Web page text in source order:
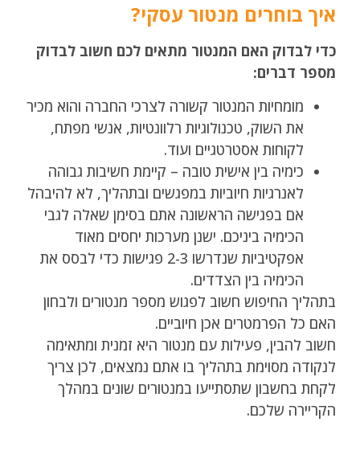
איך בוחרים מנטור עסקי?
כדי לבדוק האם המנטור מתאים לכם חשוב לבדוק
מספר דברים:
מומחיות המנטור קשורה לצרכי החברה והוא מכיר
את השוק, טכנולוגיות רלוונטיות, אנשי מפתח,
לקוחות אסטרטגיים ועוד.
כימיה בין אישית טובה – קיימת חשיבות גבוהה
לאנרגיות חיוביות במפגשים ובתהליך, לא להיבהל
אם בפגישה הראשונה אתם בסימן שאלה לגבי
הכימיה ביניכם. ישנן מערכות יחסים מאוד
אפקטיביות שנדרשו 2-3 פגישות כדי לבסס את
הכימיה בין הצדדים.
בתהליך החיפוש חשוב לפגוש מספר מנטורים ולבחון
האם כל הפרמטרים אכן חיוביים.
חשוב להבין, פעילות עם מנטור היא זמנית ומתאימה
לנקודה מסוימת בתהליך בו אתם נמצאים, לכן צריך
לקחת בחשבון שתסתייעו במנטורים שונים במהלך
הקריירה שלכם.